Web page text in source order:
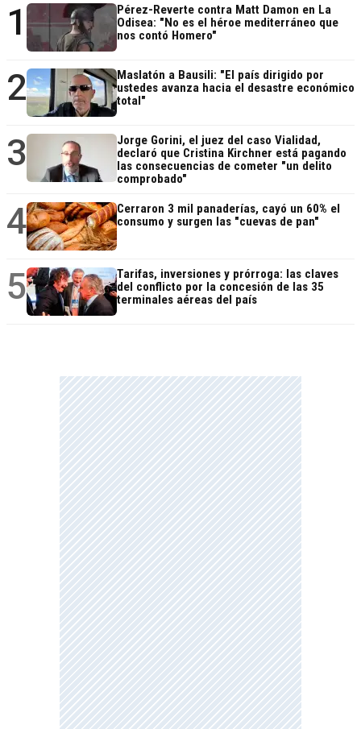
1
Pérez-Reverte contra Matt Damon en La
Odisea: "No es el héroe mediterráneo que
nos contó Homero"
2
Maslatón a Bausili: "El país dirigido por
ustedes avanza hacia el desastre económico
total"
3
Jorge Gorini, el juez del caso Vialidad,
declaró que Cristina Kirchner está pagando
las consecuencias de cometer "un delito
comprobado"
4
Cerraron 3 mil panaderías, cayó un 60% el
consumo y surgen las "cuevas de pan"
5
Tarifas, inversiones y prórroga: las claves
del conflicto por la concesión de las 35
terminales aéreas del país